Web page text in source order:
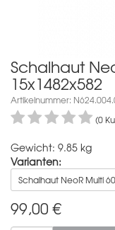
Schalhaut
15x1482x582
Artikelnummer:
(0
Gewicht: 9.85 kg
Varianten:
Schalhaut NeoR Multi
99,00 €